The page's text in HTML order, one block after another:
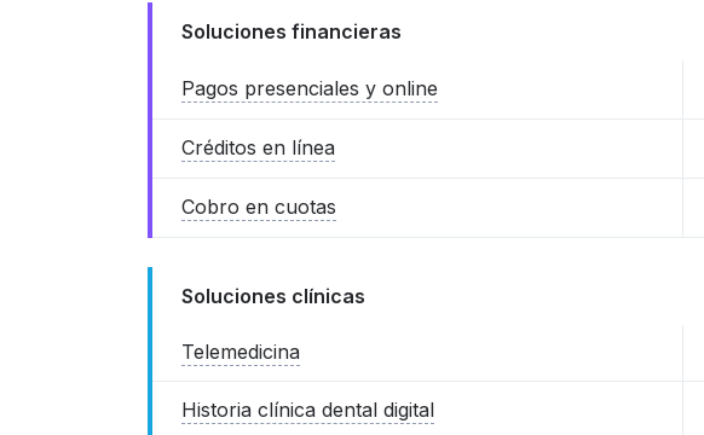
Soluciones financieras
Pagos presenciales y online
Créditos en línea
Cobro en cuotas
Soluciones clínicas
Telemedicina
Historia clínica dental digital